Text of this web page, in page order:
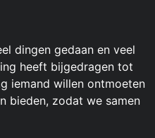
dingen gedaan en veel
heeft bijgedragen tot
iemand willen ontmoeten
bieden, zodat we samen